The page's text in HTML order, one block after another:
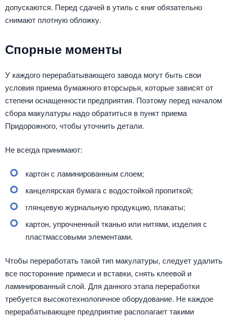
допускаются. Перед сдачей в утиль с книг обязательно
снимают плотную обложку.
Спорные моменты
У каждого перерабатывающего завода могут быть свои
условия приема бумажного вторсырья, которые зависят от
степени оснащенности предприятия. Поэтому перед началом
сбора макулатуры надо обратиться в пункт приема
Придорожного, чтобы уточнить детали.
Не всегда принимают:
картон с ламинированным слоем;
канцелярская бумага с водостойкой пропиткой;
глянцевую журнальную продукцию, плакаты;
картон, упрочненный тканью или нитями, изделия с
пластмассовыми элементами.
Чтобы переработать такой тип макулатуры, следует удалить
все посторонние примеси и вставки, снять клеевой и
ламинированный слой. Для данного этапа переработки
требуется высокотехнологичное оборудование. Не каждое
перерабатывающее предприятие располагает такими